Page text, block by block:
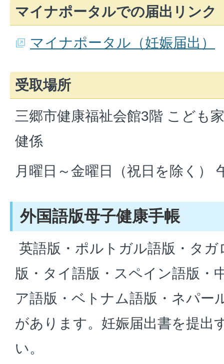
マイナポータルでの届出リンク
マイナポータル（妊娠届出）
受取場所
三郷市健康福祉会館3階 こども
健係
月曜日～金曜日（祝日を除く）
外国語版母子健康手帳
英語版・ポルトガル語版・タ
版・タイ語版・スペイン語版・
ア語版・ベトナム語版・ネパー
があります。妊娠届出書を提出
い。